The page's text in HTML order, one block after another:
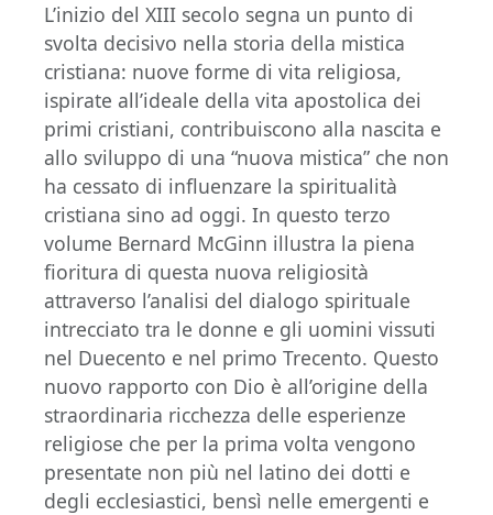
L’inizio del XIII secolo segna un punto di
svolta decisivo nella storia della mistica
cristiana: nuove forme di vita religiosa,
ispirate all’ideale della vita apostolica dei
primi cristiani, contribuiscono alla nascita e
allo sviluppo di una “nuova mistica” che non
ha cessato di influenzare la spiritualità
cristiana sino ad oggi. In questo terzo
volume Bernard McGinn illustra la piena
fioritura di questa nuova religiosità
attraverso l’analisi del dialogo spirituale
intrecciato tra le donne e gli uomini vissuti
nel Duecento e nel primo Trecento. Questo
nuovo rapporto con Dio è all’origine della
straordinaria ricchezza delle esperienze
religiose che per la prima volta vengono
presentate non più nel latino dei dotti e
degli ecclesiastici, bensì nelle emergenti e